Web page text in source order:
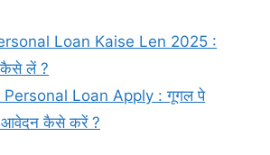
Loan Kaise Len 2025 :
कैसे लें ?
Personal Loan Apply : गूगल पे
आवेदन कैसे करें ?